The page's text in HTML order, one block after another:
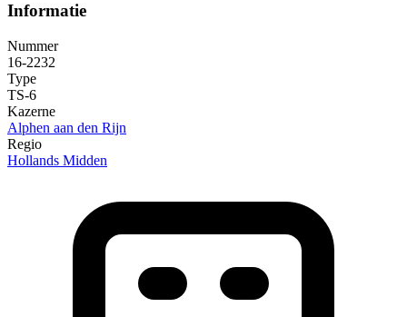
Informatie
Nummer
16-2232
Type
TS-6
Kazerne
Alphen aan den Rijn
Regio
Hollands Midden